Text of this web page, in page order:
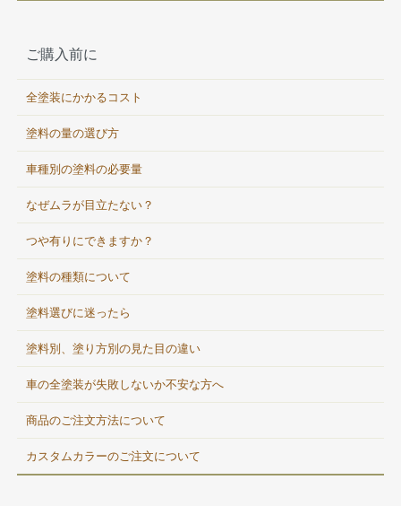
ご購入前に
全塗装にかかるコスト
塗料の量の選び方
車種別の塗料の必要量
なぜムラが目立たない？
つや有りにできますか？
塗料の種類について
塗料選びに迷ったら
塗料別、塗り方別の見た目の違い
車の全塗装が失敗しないか不安な方へ
商品のご注文方法について
カスタムカラーのご注文について